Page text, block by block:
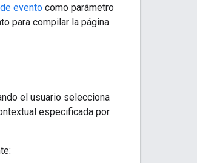
evento como parámetro
para compilar la página
el usuario selecciona
especificada por